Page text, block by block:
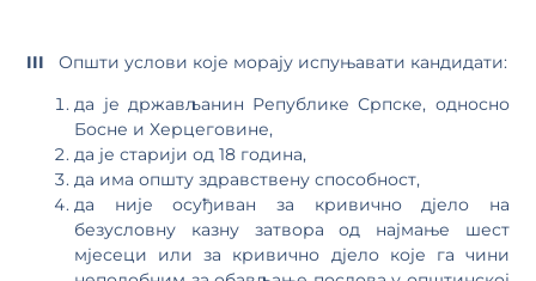
IIIОпшти услови које морају испуњавати кандидати:
да је држављанин Републике Српске, односно
Босне и Херцеговине,
да је старији од 18 година,
да има општу здравствену способност,
да није осуђиван за кривично дјело на
безусловну казну затвора од најмање шест
мјесеци или за кривично дјело које га чини